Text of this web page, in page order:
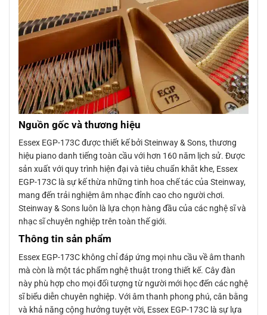
Nguồn gốc và thương hiệu
Essex EGP-173C được thiết kế bởi Steinway & Sons, thương
hiệu piano danh tiếng toàn cầu với hơn 160 năm lịch sử. Được
sản xuất với quy trình hiện đại và tiêu chuẩn khắt khe, Essex
EGP-173C là sự kế thừa những tinh hoa chế tác của Steinway,
mang đến trải nghiệm âm nhạc đỉnh cao cho người chơi.
Steinway & Sons luôn là lựa chọn hàng đầu của các nghệ sĩ và
nhạc sĩ chuyên nghiệp trên toàn thế giới.
Thông tin sản phẩm
Essex EGP-173C không chỉ đáp ứng mọi nhu cầu về âm thanh
mà còn là một tác phẩm nghệ thuật trong thiết kế. Cây đàn
này phù hợp cho mọi đối tượng từ người mới học đến các nghệ
sĩ biểu diễn chuyên nghiệp. Với âm thanh phong phú, cân bằng
và khả năng cộng hưởng tuyệt vời, Essex EGP-173C là sự lựa